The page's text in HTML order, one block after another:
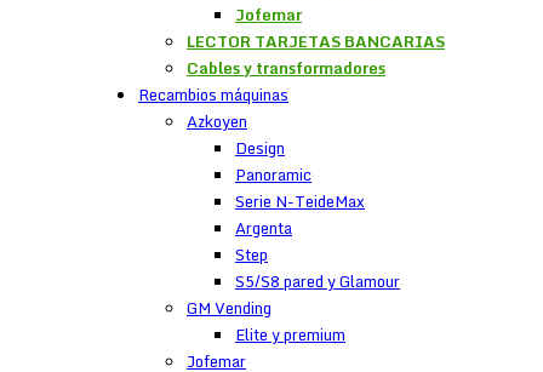
Jofemar
LECTOR TARJETAS BANCARIAS
Cables y transformadores
Recambios máquinas
Azkoyen
Design
Panoramic
Serie N-TeideMax
Argenta
Step
S5/S8 pared y Glamour
GM Vending
Elite y premium
Jofemar